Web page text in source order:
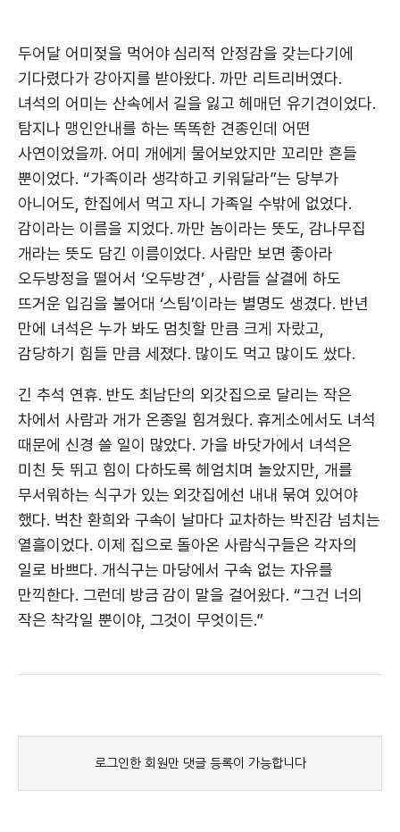
두어달 어미젖을 먹어야 심리적 안정감을 갖는다기에
기다렸다가 강아지를 받아왔다. 까만 리트리버였다.
녀석의 어미는 산속에서 길을 잃고 헤매던 유기견이었다.
탐지나 맹인안내를 하는 똑똑한 견종인데 어떤
사연이었을까. 어미 개에게 물어보았지만 꼬리만 흔들
뿐이었다. “가족이라 생각하고 키워달라”는 당부가
아니어도, 한집에서 먹고 자니 가족일 수밖에 없었다.
감이라는 이름을 지었다. 까만 놈이라는 뜻도, 감나무집
개라는 뜻도 담긴 이름이었다. 사람만 보면 좋아라
오두방정을 떨어서 ‘오두방견’ , 사람들 살결에 하도
뜨거운 입김을 불어대 ‘스팀’이라는 별명도 생겼다. 반년
만에 녀석은 누가 봐도 멈칫할 만큼 크게 자랐고,
감당하기 힘들 만큼 세졌다. 많이도 먹고 많이도 쌌다.
긴 추석 연휴. 반도 최남단의 외갓집으로 달리는 작은
차에서 사람과 개가 온종일 힘겨웠다. 휴게소에서도 녀석
때문에 신경 쓸 일이 많았다. 가을 바닷가에서 녀석은
미친 듯 뛰고 힘이 다하도록 헤엄치며 놀았지만, 개를
무서워하는 식구가 있는 외갓집에선 내내 묶여 있어야
했다. 벅찬 환희와 구속이 날마다 교차하는 박진감 넘치는
열흘이었다. 이제 집으로 돌아온 사람식구들은 각자의
일로 바쁘다. 개식구는 마당에서 구속 없는 자유를
만끽한다. 그런데 방금 감이 말을 걸어왔다. “그건 너의
작은 착각일 뿐이야, 그것이 무엇이든.”